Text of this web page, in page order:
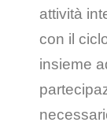
attività
con il
insieme